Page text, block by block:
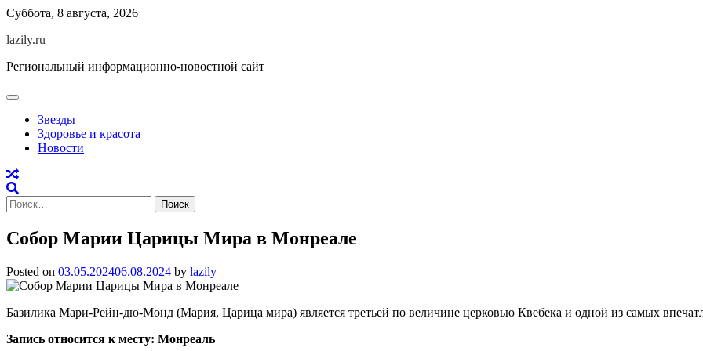
Skip
content
Суббота, 8 августа, 2026
lazily.ru
Региональный информационно-новостной сайт
Звезды
Здоровье и красота
Новости
Найти:
Собор Марии Царицы Мира в Монреале
Posted on 03.05.202406.08.2024 by lazily
Базилика Мари-Рейн-дю-Монд (Мария, Царица мира) является третьей по величине церковью Квебека и одной из самых
Запись относится к месту: Монреаль